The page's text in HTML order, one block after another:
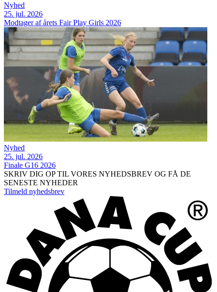
Nyhed
25. jul. 2026
Modtager af årets Fair Play Girls 2026
Nyhed
25. jul. 2026
Finale G16 2026
SKRIV DIG OP TIL VORES NYHEDSBREV OG FÅ DE
SENESTE NYHEDER
Tilmeld nyhedsbrev